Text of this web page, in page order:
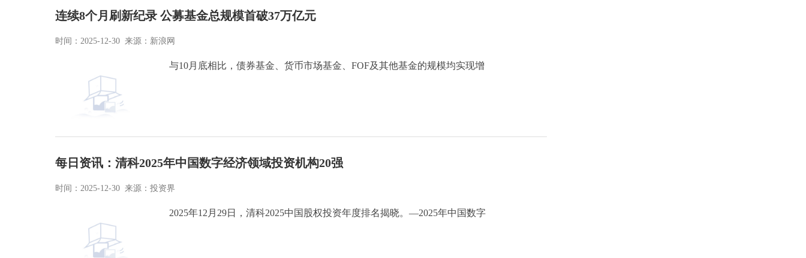
连续8个月刷新纪录 公募基金总规模首破37万亿元
时间：2025-12-30 来源：新浪网
与10月底相比，债券基金、货币市场基金、FOF及其他基金的规模均实现增
每日资讯：清科2025年中国数字经济领域投资机构20强
时间：2025-12-30 来源：投资界
2025年12月29日，清科2025中国股权投资年度排名揭晓。—2025年中国数字